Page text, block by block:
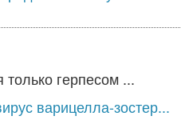
герпесом ...
варицелла-зостер...